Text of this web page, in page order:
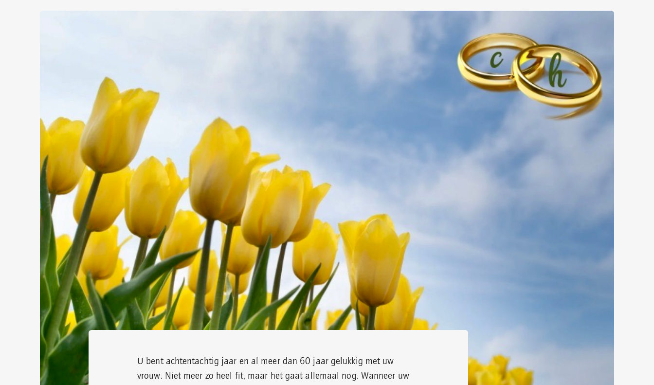
U bent achtentachtig jaar en al meer dan 60 jaar gelukkig met uw
vrouw. Niet meer zo heel fit, maar het gaat allemaal nog. Wanneer uw